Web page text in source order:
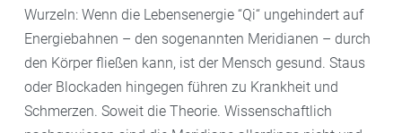
Wurzeln: Wenn die Lebensenergie “Qi“ ungehindert auf
Energiebahnen – den sogenannten Meridianen – durch
den Körper fließen kann, ist der Mensch gesund. Staus
oder Blockaden hingegen führen zu Krankheit und
Schmerzen. Soweit die Theorie. Wissenschaftlich